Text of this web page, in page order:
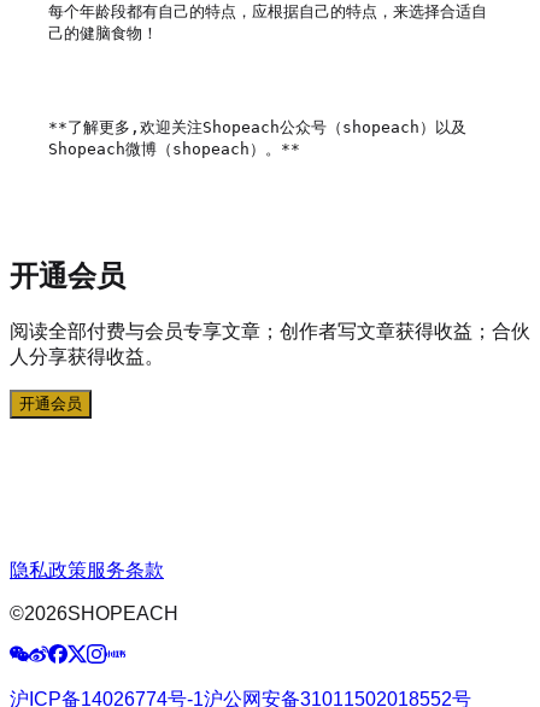
每个年龄段都有自己的特点，应根据自己的特点，来选择合适自
己的健脑食物！
**了解更多,欢迎关注Shopeach公众号（shopeach）以及
Shopeach微博（shopeach）。**
开通会员
阅读全部付费与会员专享文章；创作者写文章获得收益；合伙
人分享获得收益。
开通会员
隐私政策服务条款
©2026SHOPEACH
沪ICP备14026774号-1沪公网安备31011502018552号